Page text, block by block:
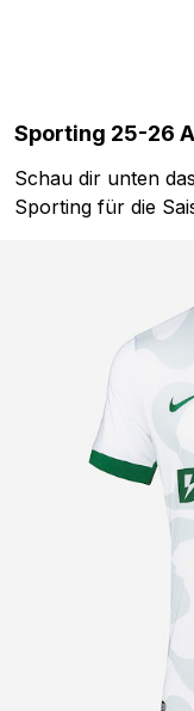
Sporting 25-26
Schau dir unten
Sporting für die